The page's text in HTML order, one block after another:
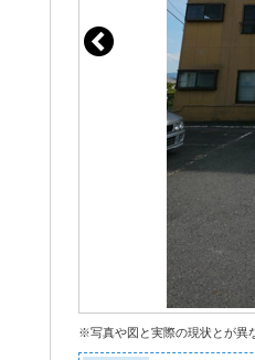
※写真や図と実際の現状とが異